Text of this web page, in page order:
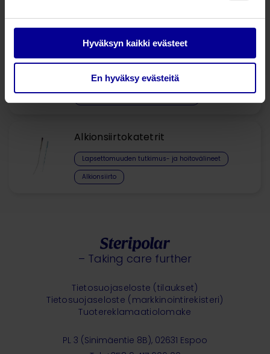
Hyväksyn kaikki evästeet
En hyväksy evästeitä
HSSG-tutkimus
Inseminaatiokatetrit
Gynekologiset näytteenotto- ja tutkimusvälineet
Alkionsiirtokatetrit
Lapsettomuuden tutkimus- ja hoitovälineet
Alkionsiirto
– Taking care further
PL 3 (Sinimäentie 8B), 02631 Espoo
Tietosuojaseloste (tilaukset)
Tietosuojaseloste (markkinointirekisteri)
Tuotereklamaatiolomake